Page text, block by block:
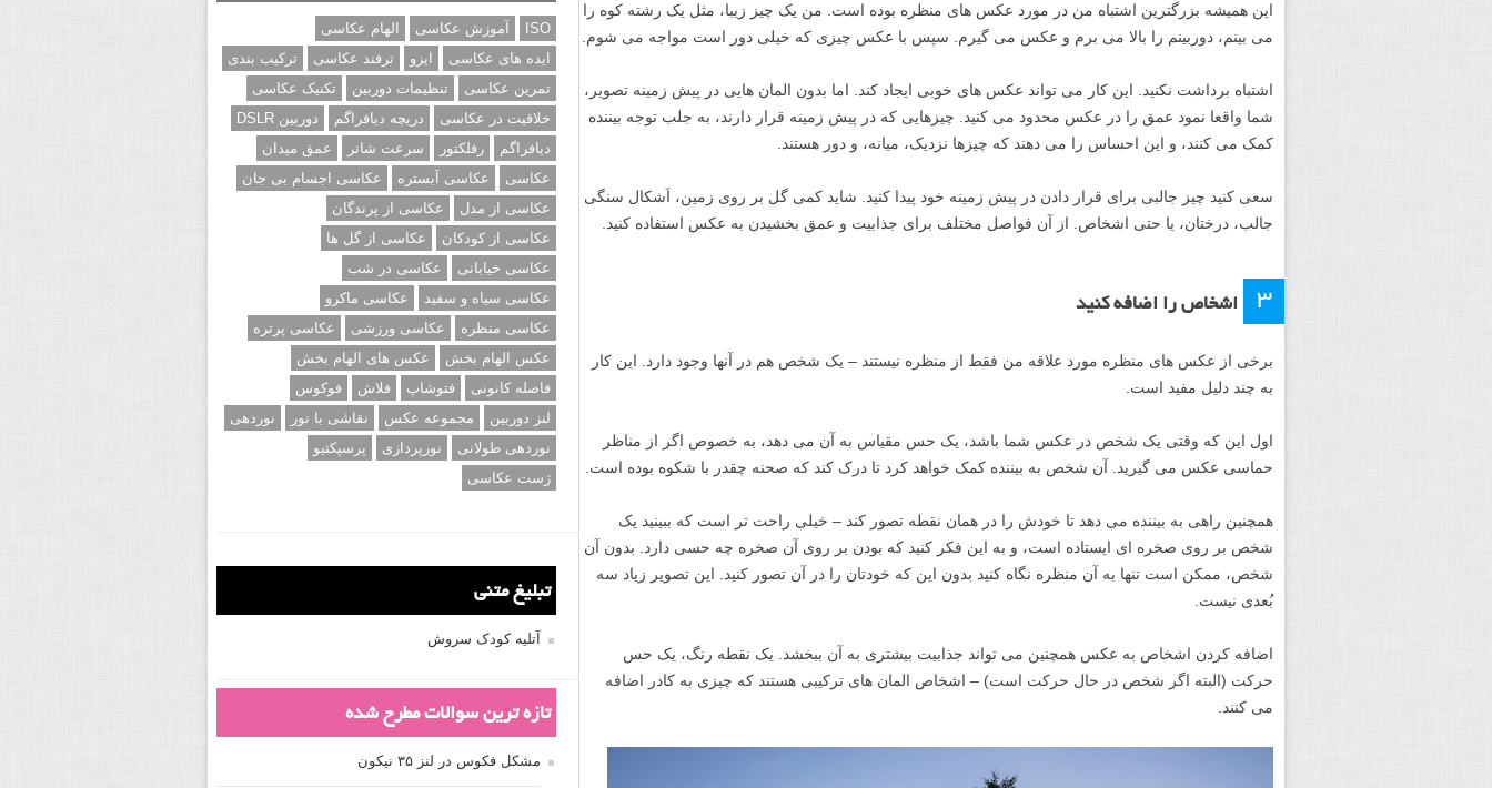
این همیشه بزرگترین اشتباه من در مورد عکس های منظره بوده است. من یک چیز زیبا، مثل یک رشته کوه را
می بینم، دوربینم را بالا می برم و عکس می گیرم. سپس با عکس چیزی که خیلی دور است مواجه می شوم.
اشتباه برداشت نکنید. این کار می تواند عکس های خوبی ایجاد کند. اما بدون المان هایی در پیش زمینه تصویر،
شما واقعا نمود عمق را در عکس محدود می کنید. چیزهایی که در پیش زمینه قرار دارند، به جلب توجه بیننده
کمک می کنند، و این احساس را می دهند که چیزها نزدیک، میانه، و دور هستند.
سعی کنید چیز جالبی برای قرار دادن در پیش زمینه خود پیدا کنید. شاید کمی گل بر روی زمین، اَشکال سنگی
جالب، درختان، یا حتی اشخاص. از آن فواصل مختلف برای جذابیت و عمق بخشیدن به عکس استفاده کنید.
۳
ISO آموزش عکاسی
الهام عکاسی
ایده های عکاسی
ایزو ترفند عکاسی
ترکیب بندی
تمرین عکاسی
تنظیمات دوربین
تکنیک عکاسی
خلاقیت در عکاسی
دریچه دیافراگم
دوربین DSLR
دیافراگم
رفلکتور سرعت شاتر
عمق میدان
عکاسی
عکاسی آبستره
عکاسی اجسام بی جان
عکاسی از مدل
عکاسی از پرندگان
عکاسی از کودکان
عکاسی از گل ها
عکاسی خیابانی
عکاسی در شب
عکاسی سیاه و سفید
عکاسی ماکرو
عکاسی منظره
عکاسی ورزشی
عکاسی پرتره
عکس الهام بخش
عکس های الهام بخش
فاصله کانونی
فتوشاپ فلاش
فوکوس
لنز دوربین
مجموعه عکس نقاشی با نور
نوردهی
نوردهی طولانی
نورپردازی
پرسپکتیو
ژست عکاسی
تبلیغ متنی
آتلیه کودک سروش
تازه ترین سوالات مطرح شده
مشکل فکوس در لنز ۳۵ نیکون